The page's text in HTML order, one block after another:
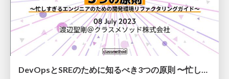
DevOpsとSREのために知るべき3つの原則 〜忙しすぎるエンジニアのための開発環境リファクタリングガイド〜